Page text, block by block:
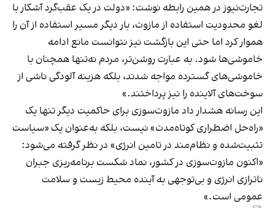
تجارت‌نیوز در همین رابطه نوشت: «دولت در یک عقب‌گرد آشکار با
لغو محدودیت استفاده از مازوت، بار دیگر مسیر استفاده از آن را
هموار کرد اما حتی این بازگشت نیز نتوانست مانع ادامه
خاموشی‌ها شود. به عبارت روشن‌تر، مردم نه‌تنها همچنان با
خاموشی‌های گسترده مواجه شدند، بلکه هزینه آلودگی ناشی از
سوخت‌های آلاینده را نیز پرداختند.»
این رسانه هشدار داد مازوت‌سوزی برای حاکمیت دیگر تنها یک
«راه‌حل اضطراری کوتاه‌مدت» نیست، بلکه به‌عنوان یک «سیاست
تثبیت‌شده و نظام‌مند در تامین انرژی» در نظر گرفته می‌شود:
«اکنون مازوت‌سوزی در کشور، نماد شکست برنامه‌ریزی جبران
ناترازی انرژی و بی‌توجهی به آینده محیط‌ زیست و سلامت
عمومی است.»